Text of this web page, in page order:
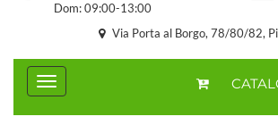
Dom: 09:00-13:00
Via Porta al Borgo, 78/80/82,